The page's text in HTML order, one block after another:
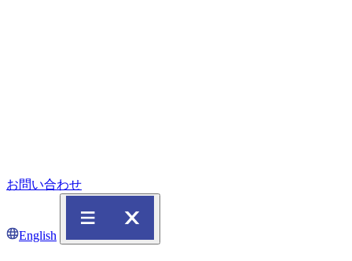
お問い合わせ
English